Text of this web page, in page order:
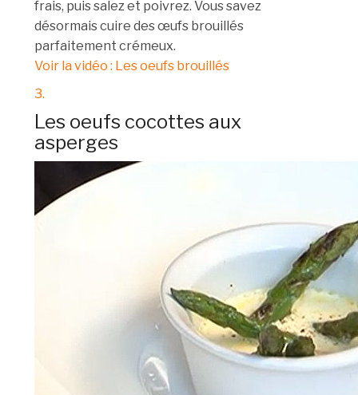
frais, puis salez et poivrez. Vous savez
désormais cuire des œufs brouillés
parfaitement crémeux.
Voir la vidéo : Les oeufs brouillés
3.
Les oeufs cocottes aux
asperges